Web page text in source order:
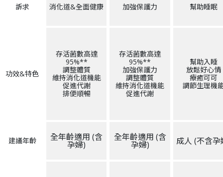
訴求
功效&特色
建議年齡
消化道&全面健康 加強保護力 幫助睡眠
存活菌數高達
95%**
調整體質
維持消化道機能
促進代謝
排便順暢
存活菌數高達
95%**
加強保護力
調整體質
維持消化道機能
促進代謝
幫助入睡
放鬆好心情
療癒可可
調節生理機
全年齡適用 (含
孕婦)
全年齡適用 (含
孕婦) 成人 (不含孕